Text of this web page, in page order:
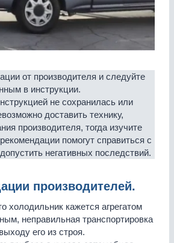
от производителя и следуйте
в инструкции.
не сохранилась или
доставить технику,
производителя, тогда изучите
помогут справиться с
негативных последствий.
производителей.
холодильник кажется агрегатом
неправильная транспортировка
его из строя.